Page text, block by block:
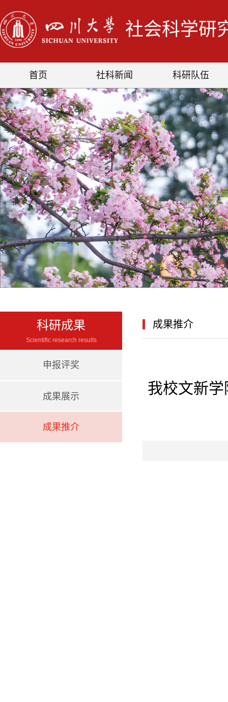
社会科学研
首页 社科新闻 科研队伍
科研成果
Scientific research results
申报评奖
成果展示
成果推介
成果推介
我校文新